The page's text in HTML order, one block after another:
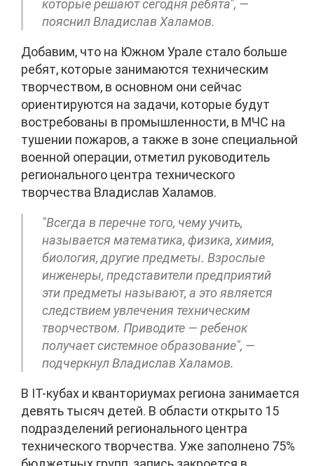
которые решают сегодня ребята", —
пояснил Владислав Халамов.
Добавим, что на Южном Урале стало больше
ребят, которые занимаются техническим
творчеством, в основном они сейчас
ориентируются на задачи, которые будут
востребованы в промышленности, в МЧС на
тушении пожаров, а также в зоне специальной
военной операции, отметил руководитель
регионального центра технического
творчества Владислав Халамов.
"Всегда в перечне того, чему учить,
называется математика, физика, химия,
биология, другие предметы. Взрослые
инженеры, представители предприятий
эти предметы называют, а это является
следствием увлечения техническим
творчеством. Приводите — ребенок
получает системное образование", —
подчеркнул Владислав Халамов.
В IT-кубах и кванториумах региона занимается
девять тысяч детей. В области открыто 15
подразделений регионального центра
технического творчества. Уже заполнено 75%